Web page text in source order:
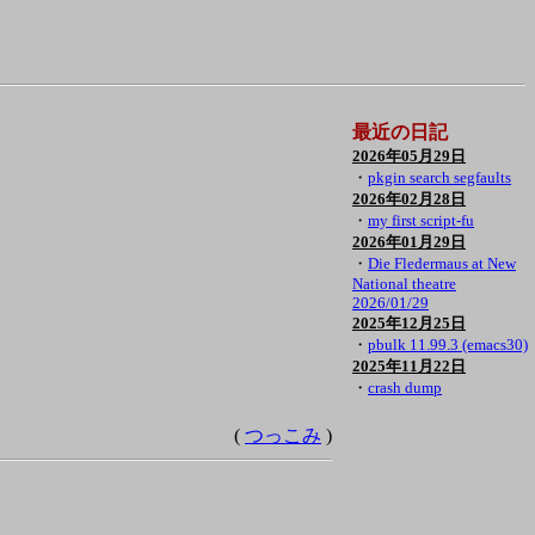
( つっこみ )
最近の日記
2026年05月29日
・ pkgin search segfaults
2026年02月28日
・ my first script-fu
2026年01月29日
・ Die Fledermaus at New
National theatre
2026/01/29
2025年12月25日
・ pbulk 11.99.3 (emacs30)
2025年11月22日
・ crash dump